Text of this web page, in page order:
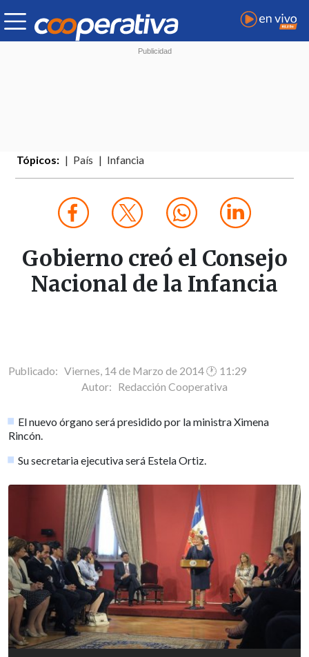
Tópicos: País Infancia
Gobierno creó el Consejo
Nacional de la Infancia
Publicado: Viernes, 14 de Marzo de 2014 🕐 11:29
Autor: Redacción Cooperativa
El nuevo órgano será presidido por la ministra Ximena
Rincón.
Su secretaria ejecutiva será Estela Ortiz.